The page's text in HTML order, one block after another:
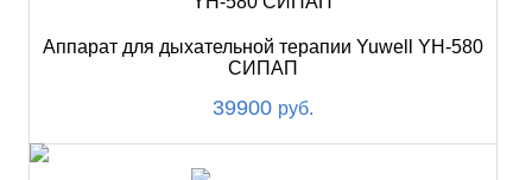
Аппарат для дыхательной терапии Yuwell YH-580
СИПАП
39900 руб.